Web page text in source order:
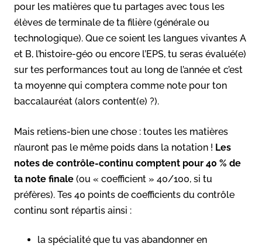
pour les matières que tu partages avec tous les
élèves de terminale de ta filière (générale ou
technologique). Que ce soient les langues vivantes A
et B, l’histoire-géo ou encore l’EPS, tu seras évalué(e)
sur tes performances tout au long de l’année et c’est
ta moyenne qui comptera comme note pour ton
baccalauréat (alors content(e) ?).
Mais retiens-bien une chose : toutes les matières
n’auront pas le même poids dans la notation ! Les
notes de contrôle-continu comptent pour 40 % de
ta note finale (ou « coefficient » 40/100, si tu
préfères). Tes 40 points de coefficients du contrôle
continu sont répartis ainsi :
la spécialité que tu vas abandonner en